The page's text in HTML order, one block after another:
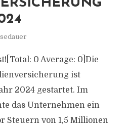
0 Average: 0]Die
ist
2024 gestartet. Im
das Unternehmen ein
Steuern von 1,5 Millionen